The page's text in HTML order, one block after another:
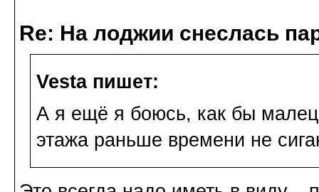
Re: На лоджии снеслась
Vesta пишет:
А я ещё я боюсь, как бы малец
этажа раньше времени не